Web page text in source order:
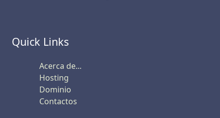
Quick Links
Acerca de...
Hosting
Dominio
Contactos